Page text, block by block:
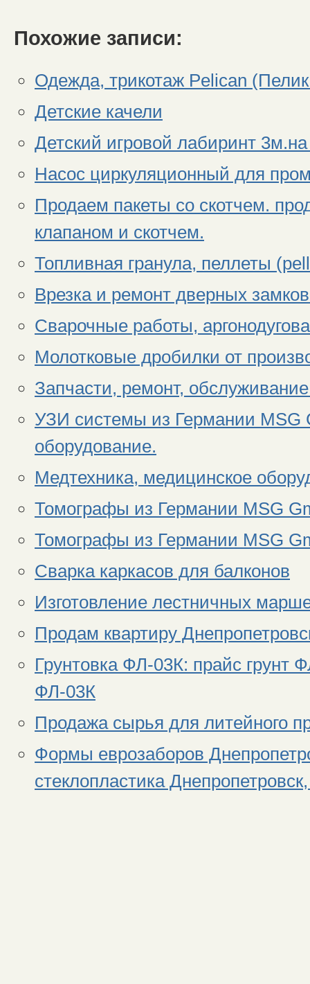
Похожие записи:
Одежда, трикотаж Pelican
Детские качели
Детский игровой лабиринт
Насос циркуляционный для
Продаем пакеты со скотчем.
клапаном и скотчем.
Топливная гранула, пеллеты
Врезка и ремонт дверных
Сварочные работы,
Молотковые дробилки от
Запчасти, ремонт,
УЗИ системы из Германии MSG
оборудование.
Медтехника, медицинское
Томографы из Германии MSG
Томографы из Германии MSG
Сварка каркасов для балконов
Изготовление лестничных
Продам квартиру
Грунтовка ФЛ-03К: прайс грунт
ФЛ-03К
Продажа сырья для литейного
Формы еврозаборов
стеклопластика